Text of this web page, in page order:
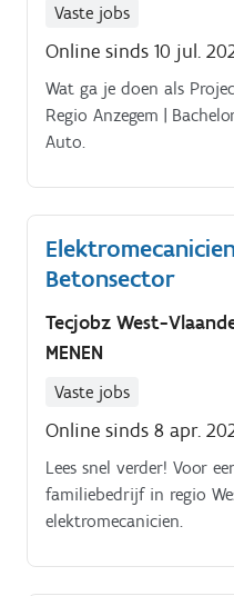
Vaste jobs
Online sinds 10 jul.
Wat ga je doen als
Regio Anzegem |
Auto.
Betonsector
Tecjobz West-
MENEN
Vaste jobs
Online sinds 8 apr.
Lees snel verder! Voor
familiebedrijf in regio
elektromecanicien.